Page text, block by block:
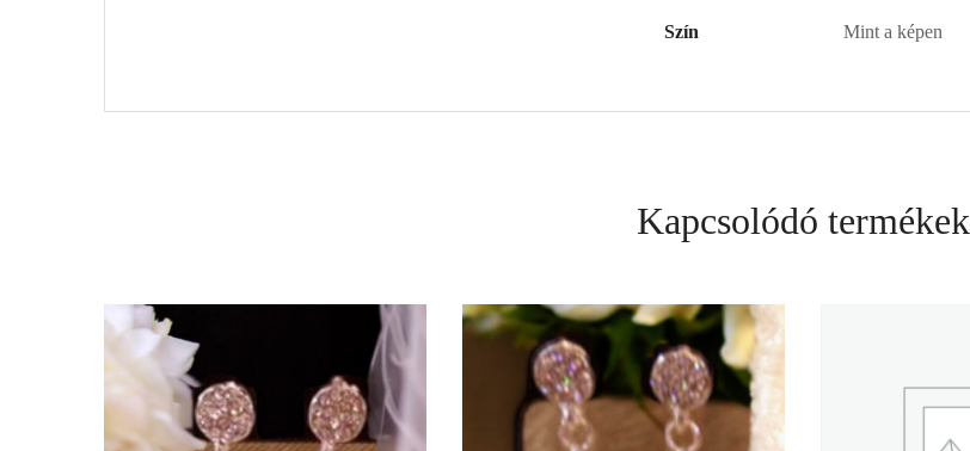
Szín Mint a képen
Kapcsolódó termékek